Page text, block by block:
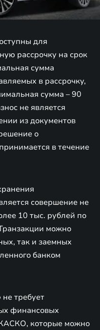
для
рассрочку на срок
сумма
в рассрочку,
сумма – 90
не является
из документов
о
в течение
совершение не
10 тыс. рублей по
можно
так и заемных
банком
требует
финансовых
которые можно